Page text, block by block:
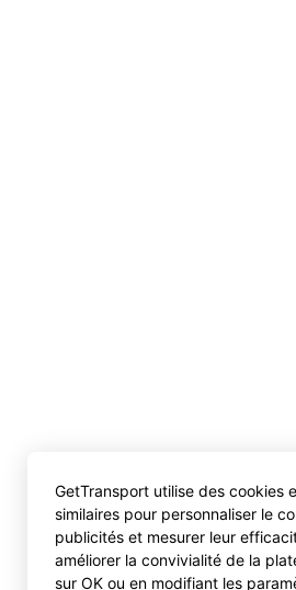
GetTransport utilise des cookies
similaires pour personnaliser le
publicités et mesurer leur
améliorer la convivialité de la
sur OK ou en modifiant les